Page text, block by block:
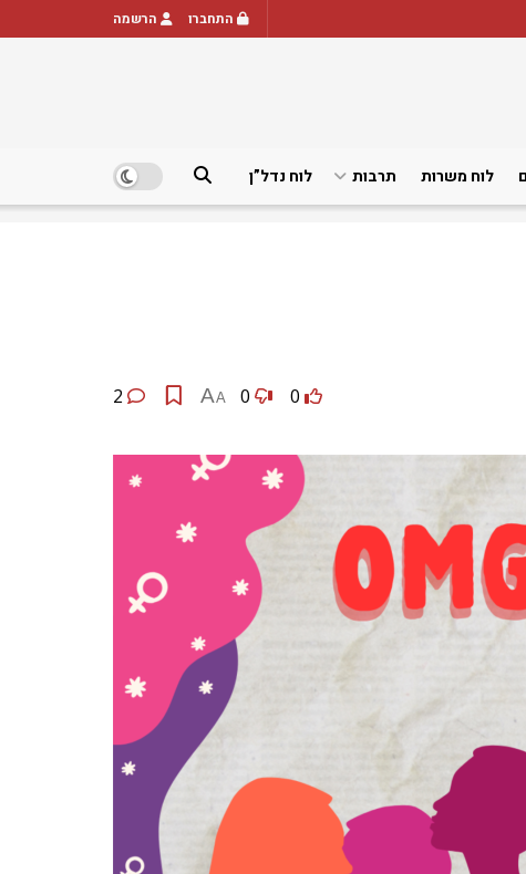
התחברו הרשמה
לוח משרות תרבות לוח נדל”ן
0
0
A
A